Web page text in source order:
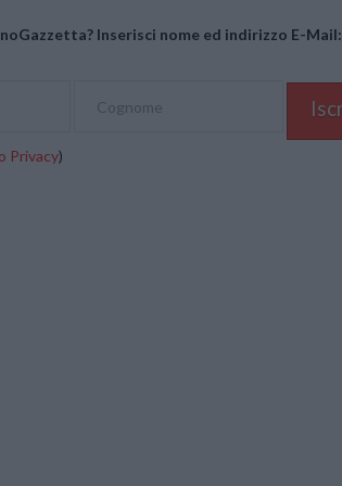
Inserisci nome ed indirizzo E-Mail:
Privacy)